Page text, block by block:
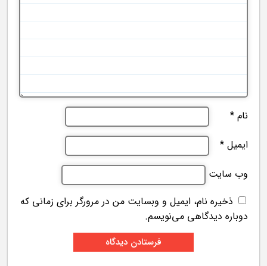
نام *
ایمیل *
وب‌ سایت
ذخیره نام، ایمیل و وبسایت من در مرورگر برای زمانی که
دوباره دیدگاهی می‌نویسم.